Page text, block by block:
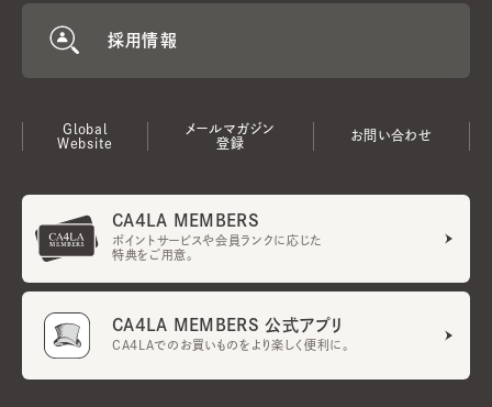
採用情報
Global
Website
メールマガジン
登録
お問い合わせ
CA4LA MEMBERS
ポイントサービスや会員ランクに応じた
特典をご用意。
CA4LA MEMBERS 公式アプリ
CA4LAでのお買いものをより楽しく便利に。